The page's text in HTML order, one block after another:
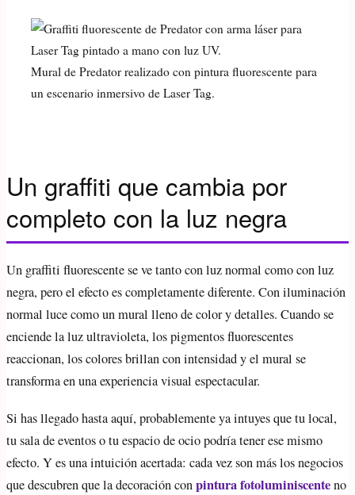
Mural de Predator realizado con pintura fluorescente para
un escenario inmersivo de Laser Tag.
Un graffiti que cambia por
completo con la luz negra
Un graffiti fluorescente se ve tanto con luz normal como con luz
negra, pero el efecto es completamente diferente. Con iluminación
normal luce como un mural lleno de color y detalles. Cuando se
enciende la luz ultravioleta, los pigmentos fluorescentes
reaccionan, los colores brillan con intensidad y el mural se
transforma en una experiencia visual espectacular.
Si has llegado hasta aquí, probablemente ya intuyes que tu local,
tu sala de eventos o tu espacio de ocio podría tener ese mismo
efecto. Y es una intuición acertada: cada vez son más los negocios
que descubren que la decoración conpintura fotoluminiscenteno